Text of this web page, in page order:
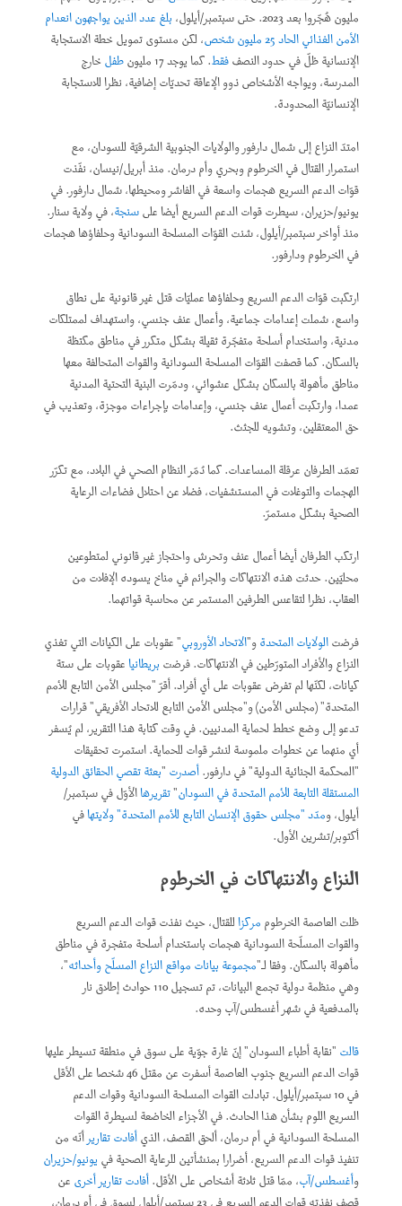
مليون هُجّروا بعد 2023. حتى سبتمبر/أيلول،
بلغ عدد الذين يواجهون انعدام
الأمن الغذائي الحاد 25 مليون شخص
، لكن مستوى تمويل خطة الاستجابة
الإنسانية ظلّ في حدود النصففقط. كما يوجد 17 مليون طفلخارج
المدرسة، ويواجه الأشخاص ذوو الإعاقة تحديّات إضافية، نظرا للاستجابة
الإنسانيّة المحدودة.
امتدّ النزاع إلى شمال دارفور والولايات الجنوبية الشرقيّة للسودان، مع
استمرار القتال في الخرطوم وبحري وأم درمان. منذ أبريل/نيسان، نفّذت
قوّات الدعم السريع هجمات واسعة في الفاشر ومحيطها، شمال دارفور. في
يونيو/حزيران، سيطرت قوات الدعم السريع أيضا علىسنجة، في ولاية سنار.
منذ أواخر سبتمبر/أيلول، شنت القوّات المسلحة السودانية وحلفاؤها هجمات
في الخرطوم ودارفور.
ارتكبت قوّات الدعم السريع وحلفاؤها عمليّات قتل غير قانونية على نطاق
واسع، شملت إعدامات جماعية، وأعمال عنف جنسي، واستهداف لممتلكات
مدنية، واستخدام أسلحة متفجّرة ثقيلة بشكل متكرر في مناطق مكتظة
بالسكان. كما قصفت القوّات المسلحة السودانية والقوات المتحالفة معها
مناطق مأهولة بالسكان بشكل عشوائي، ودمّرت البنية التحتية المدنية
عمدا، وارتكبت أعمال عنف جنسي، وإعدامات بإجراءات موجزة، وتعذيب في
حق المعتقلين، وتشويه للجثث.
تعمّد الطرفان عرقلة المساعدات. كما دُمّر النظام الصحي في البلاد، مع تكرّر
الهجمات والتوغلات في المستشفيات، فضلا عن احتلال فضاءات الرعاية
الصحية بشكل مستمرّ.
ارتكب الطرفان أيضا أعمال عنف وتحرش واحتجاز غير قانوني لمتطوعين
محليّين. حدثت هذه الانتهاكات والجرائم في مناخ يسوده الإفلات من
العقاب، نظرا لتقاعس الطرفين المستمر عن محاسبة قواتهما.
فرضتالولايات المتحدةو"الاتحاد الأوروبي" عقوبات على الكيانات التي تغذي
النزاع والأفراد المتورّطين في الانتهاكات. فرضتبريطانياعقوبات على ستة
كيانات، لكنّها لم تفرض عقوبات على أي أفراد. أقرّ "مجلس الأمن التابع للأمم
المتحدة" (مجلس الأمن) و"مجلس الأمن التابع للاتحاد الأفريقي" قرارات
تدعو إلى وضع خطط لحماية المدنيين. في وقت كتابة هذا التقرير، لم يُسفر
أي منهما عن خطوات ملموسة لنشر قوات للحماية. استمرت تحقيقات
"المحكمة الجنائية الدولية" في دارفور.أصدرت"بعثة تقصي الحقائق الدولية
المستقلة التابعة للأمم المتحدة في السودان"تقريرهاالأوّل في سبتمبر/
أيلول، ومدّد "مجلس حقوق الإنسان التابع للأمم المتحدة" ولايتهافي
أكتوبر/تشرين الأول.
النزاع والانتهاكات في الخرطوم
ظلت العاصمة الخرطوممركزاللقتال، حيث نفذت قوات الدعم السريع
والقوات المسلّحة السودانية هجمات باستخدام أسلحة متفجرة في مناطق
مأهولة بالسكان. وفقا لـ"مجموعة بيانات مواقع النزاع المسلّح وأحداثه"،
وهي منظمة دولية تجمع البيانات، تم تسجيل 110 حوادث إطلاق نار
بالمدفعية في شهر أغسطس/آب وحده.
قالت"نقابة أطباء السودان" إنّ غارة جوّية على سوق في منطقة تسيطر عليها
قوات الدعم السريع جنوب العاصمة أسفرت عن مقتل 46 شخصا على الأقل
في 10 سبتمبر/أيلول. تبادلت القوات المسلحة السودانية وقوات الدعم
السريع اللوم بشأن هذا الحادث. في الأجزاء الخاضعة لسيطرة القوات
المسلحة السودانية في أم درمان، ألحق القصف، الذيأفادت تقاريرأنّه من
تنفيذ قوات الدعم السريع، أضرارا بمنشأتين للرعاية الصحية فييونيو/حزيران
وأغسطس/آب، ممّا قتل ثلاثة أشخاص على الأقل.أفادت تقارير أخرىعن